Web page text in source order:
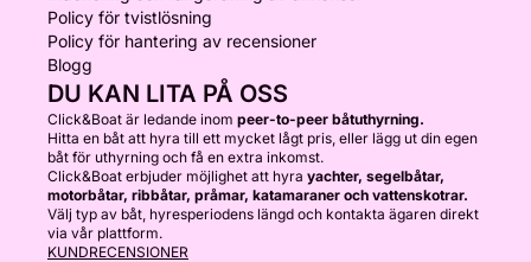
Policy för tvistlösning
Policy för hantering av recensioner
Blogg
DU KAN LITA PÅ OSS
Click&Boat är ledande inom peer-to-peer båtuthyrning.
Hitta en båt att hyra till ett mycket lågt pris, eller lägg ut din egen
båt för uthyrning och få en extra inkomst.
Click&Boat erbjuder möjlighet att hyra yachter, segelbåtar,
motorbåtar, ribbåtar, pråmar, katamaraner och vattenskotrar.
Välj typ av båt, hyresperiodens längd och kontakta ägaren direkt
via vår plattform.
KUNDRECENSIONER